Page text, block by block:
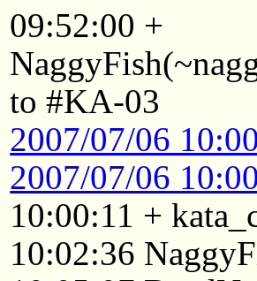
09:52:00 +
to #KA-03
2007/07/06
2007/07/06
10:00:11 +
10:02:36